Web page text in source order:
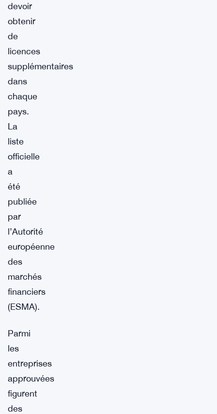
devoir
obtenir
de
licences
supplémentaires
dans
chaque
pays.
La
liste
officielle
a
été
publiée
par
l’Autorité
européenne
des
marchés
financiers
(ESMA).
Parmi
les
entreprises
approuvées
figurent
des